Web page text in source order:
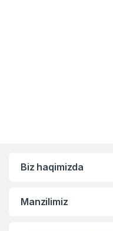
Biz haqimizda
Manzilimiz